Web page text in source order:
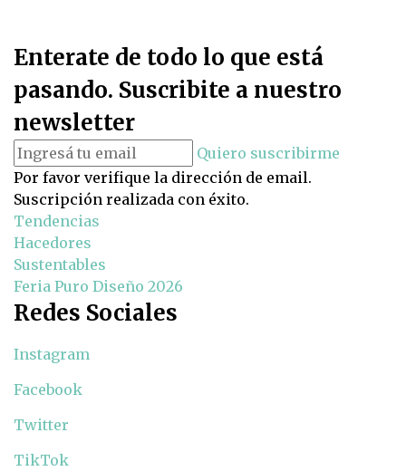
Enterate de todo lo que está
pasando. Suscribite a nuestro
newsletter
Quiero suscribirme
Por favor verifique la dirección de email.
Suscripción realizada con éxito.
Tendencias
Hacedores
Sustentables
Feria Puro Diseño 2026
Redes Sociales
Instagram
Facebook
Twitter
TikTok